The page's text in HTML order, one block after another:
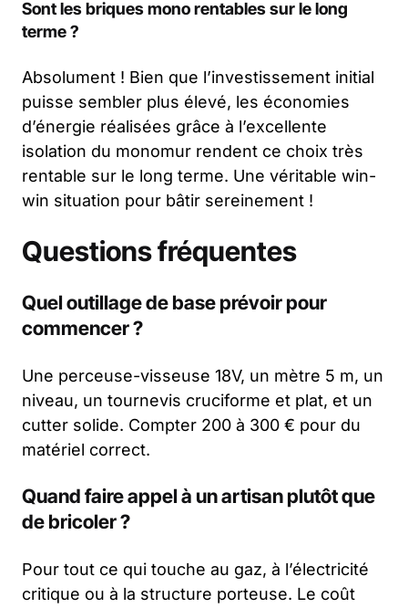
Sont les briques mono rentables sur le long
terme ?
Absolument ! Bien que l’investissement initial
puisse sembler plus élevé, les économies
d’énergie réalisées grâce à l’excellente
isolation du monomur rendent ce choix très
rentable sur le long terme. Une véritable win-
win situation pour bâtir sereinement !
Questions fréquentes
Quel outillage de base prévoir pour
commencer ?
Une perceuse-visseuse 18V, un mètre 5 m, un
niveau, un tournevis cruciforme et plat, et un
cutter solide. Compter 200 à 300 € pour du
matériel correct.
Quand faire appel à un artisan plutôt que
de bricoler ?
Pour tout ce qui touche au gaz, à l’électricité
critique ou à la structure porteuse. Le coût